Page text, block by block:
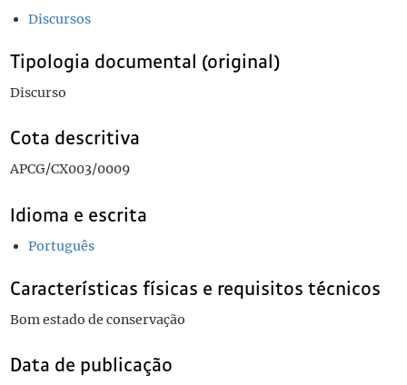
Discursos
Tipologia documental (original)
Discurso
Cota descritiva
APCG/CX003/0009
Idioma e escrita
Português
Características físicas e requisitos técnicos
Bom estado de conservação
Data de publicação